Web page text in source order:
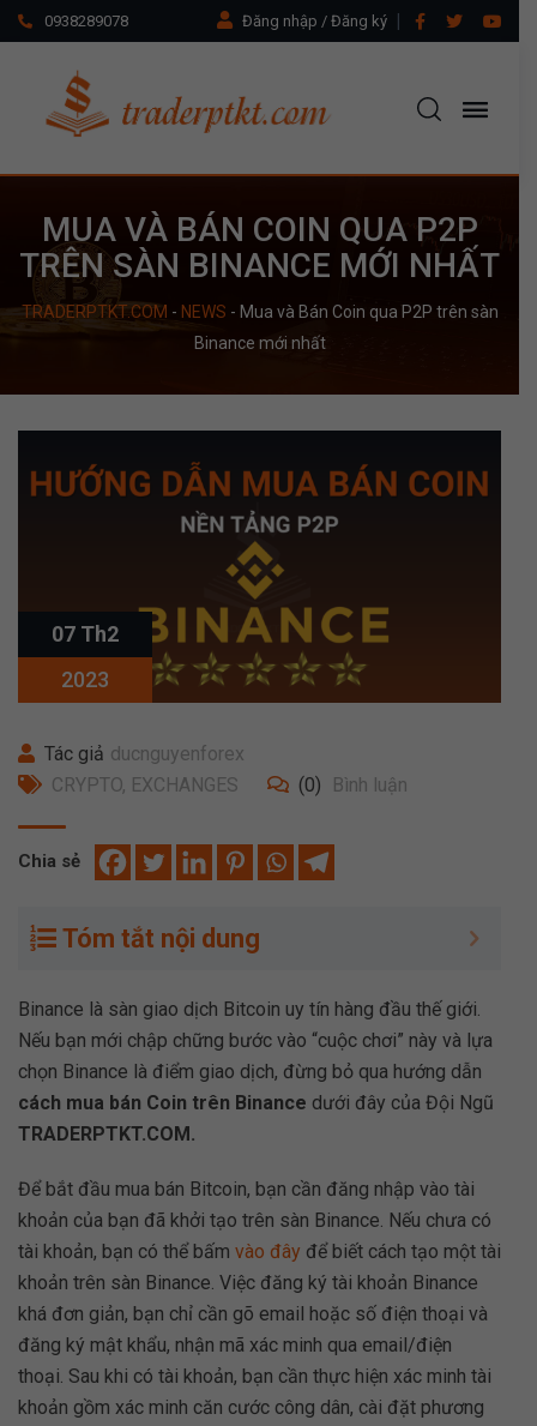
0938289078 Đăng nhập / Đăng ký
MUA VÀ BÁN COIN QUA P2P
TRÊN SÀN BINANCE MỚI NHẤT
TRADERPTKT.COM - NEWS - Mua và Bán Coin qua P2P trên sàn
Binance mới nhất
07 Th2
2023
Tác giả ducnguyenforex
CRYPTO, EXCHANGES (0) Bình luận
Chia sẻ
Tóm tắt nội dung
Binance là sàn giao dịch Bitcoin uy tín hàng đầu thế giới.
Nếu bạn mới chập chững bước vào “cuộc chơi” này và lựa
chọn Binance là điểm giao dịch, đừng bỏ qua hướng dẫn
cách mua bán Coin trên Binance dưới đây của Đội Ngũ
TRADERPTKT.COM.
Để bắt đầu mua bán Bitcoin, bạn cần đăng nhập vào tài
khoản của bạn đã khởi tạo trên sàn Binance. Nếu chưa có
tài khoản, bạn có thể bấm vào đây để biết cách tạo một tài
khoản trên sàn Binance. Việc đăng ký tài khoản Binance
khá đơn giản, bạn chỉ cần gõ email hoặc số điện thoại và
đăng ký mật khẩu, nhận mã xác minh qua email/điện
thoại. Sau khi có tài khoản, bạn cần thực hiện xác minh tài
khoản gồm xác minh căn cước công dân, cài đặt phương